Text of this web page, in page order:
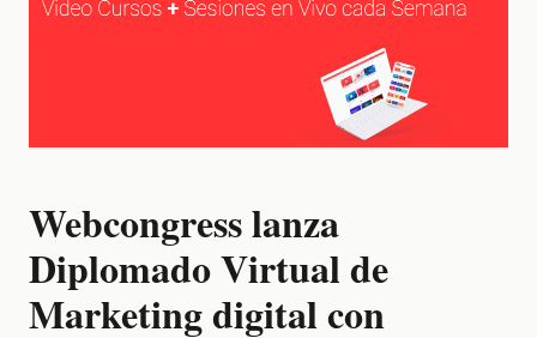
Webcongress lanza
Diplomado Virtual de
Marketing digital con